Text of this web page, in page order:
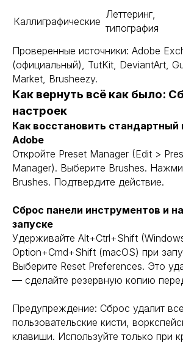
Каллиграфические
Леттеринг,
типография
Проверенные источники: Adobe
(официальный), TutKit, DeviantArt,
Market, Brusheezy.
Как вернуть всё как было:
настроек
Как восстановить стандартный
Adobe
Откройте Preset Manager (Edit >
Manager). Выберите Brushes.
Brushes. Подтвердите действие.
Сброс панели инструментов и
запуске
Удерживайте Alt+Ctrl+Shift
Option+Cmd+Shift (macOS) при
Выберите Reset Preferences. Это
— сделайте резервную копию
Предупреждение: Сброс удалит все
пользовательские кисти,
клавиши. Используйте только при
BEHANCE